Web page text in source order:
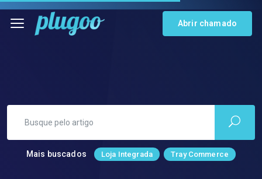
Abrir chamado
Mais buscados Loja Integrada Tray Commerce